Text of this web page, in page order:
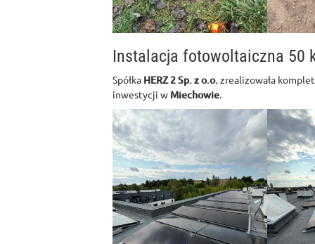
Instalacja fotowoltaiczna 50
Spółka HERZ 2 Sp. z o.o.zrealizowała
inwestycji w Miechowie.